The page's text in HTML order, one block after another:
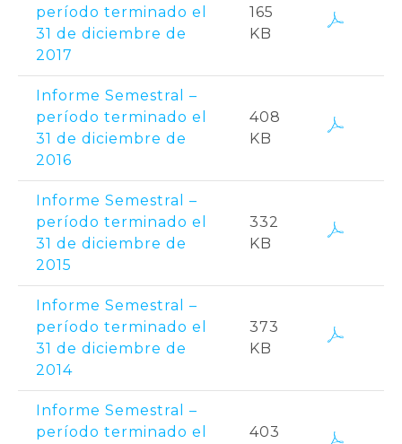
período terminado el
31 de diciembre de
2017
165
KB
Informe Semestral –
período terminado el
31 de diciembre de
2016
408
KB
Informe Semestral –
período terminado el
31 de diciembre de
2015
332
KB
Informe Semestral –
período terminado el
31 de diciembre de
2014
373
KB
Informe Semestral –
período terminado el
403